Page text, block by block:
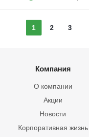
1 2 3
Компания
О компании
Акции
Новости
Корпоративная жизнь